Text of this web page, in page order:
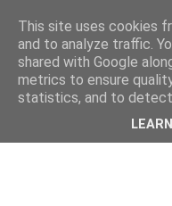
This site uses cookies
and to analyze traffic.
shared with Google
metrics to ensure
statistics, and to detect